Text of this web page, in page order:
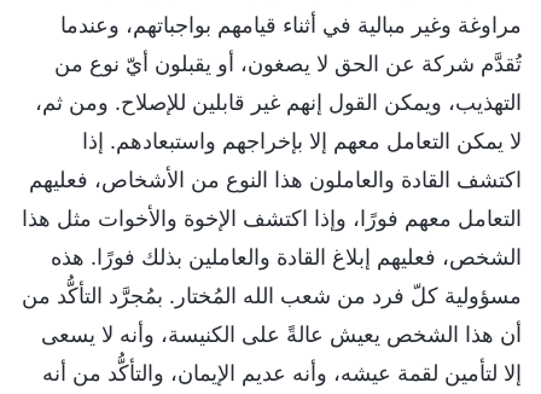
مراوغة وغير مبالية في أثناء قيامهم بواجباتهم، وعندما
تُقدَّم شركة عن الحق لا يصغون، أو يقبلون أيّ نوع من
التهذيب، ويمكن القول إنهم غير قابلين للإصلاح. ومن ثم،
لا يمكن التعامل معهم إلا بإخراجهم واستبعادهم. إذا
اكتشف القادة والعاملون هذا النوع من الأشخاص، فعليهم
التعامل معهم فورًا، وإذا اكتشف الإخوة والأخوات مثل هذا
الشخص، فعليهم إبلاغ القادة والعاملين بذلك فورًا. هذه
مسؤولية كلّ فرد من شعب الله المُختار. بمُجرَّد التأكُّد من
أن هذا الشخص يعيش عالةً على الكنيسة، وأنه لا يسعى
إلا لتأمين لقمة عيشه، وأنه عديم الإيمان، والتأكُّد من أنه